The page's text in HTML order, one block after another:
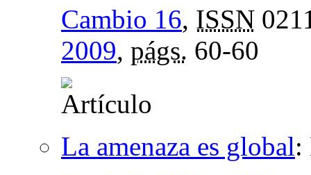
Cambio 16, ISSN
2009, págs. 60-60
La amenaza es global: